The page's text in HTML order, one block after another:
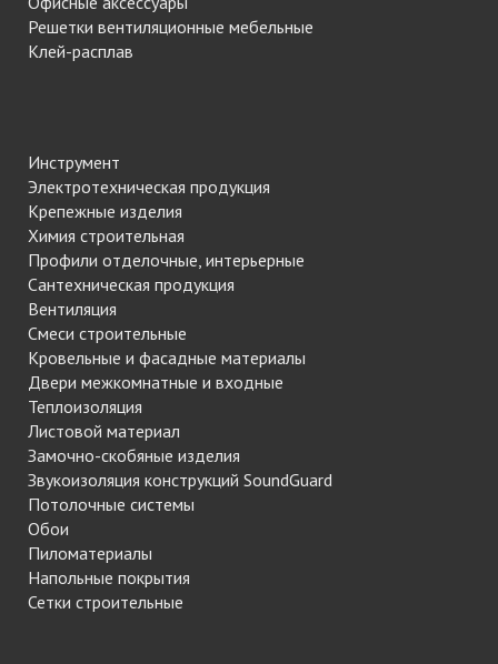
Решетки вентиляционные мебельные
Клей-расплав
Инструмент
Электротехническая продукция
Крепежные изделия
Химия строительная
Профили отделочные, интерьерные
Сантехническая продукция
Вентиляция
Смеси строительные
Кровельные и фасадные материалы
Двери межкомнатные и входные
Теплоизоляция
Листовой материал
Замочно-скобяные изделия
Звукоизоляция конструкций SoundGuard
Потолочные системы
Обои
Пиломатериалы
Напольные покрытия
Сетки строительные